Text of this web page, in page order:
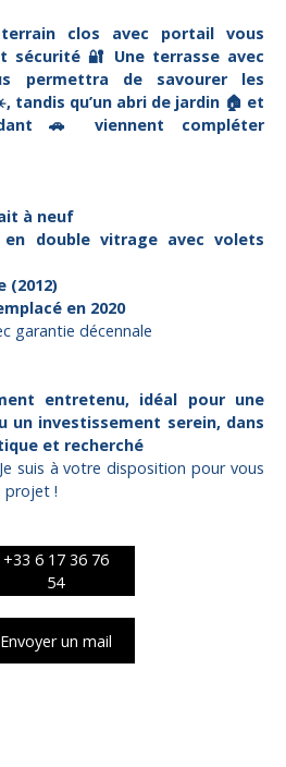
clos avec portail vous
🔐 Une terrasse avec
permettra de savourer les
tandis qu’un abri de jardin 🏠 et
🚗 viennent compléter
à neuf
en double vitrage avec volets
(2012)
en 2020
garantie décennale
entretenu, idéal pour une
un investissement serein, dans
et recherché
suis à votre disposition pour vous
projet !
+33 6 17 36 76
54
Envoyer un mail